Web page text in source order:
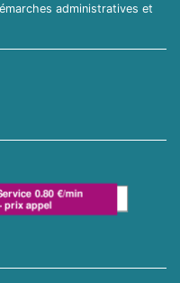
administratives et